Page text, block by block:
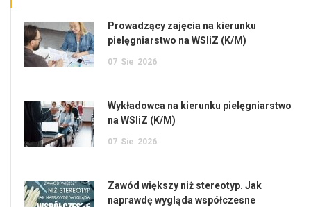
Prowadzący zajęcia na kierunku
pielęgniarstwo na WSIiZ (K/M)
07 Sie 2026
Wykładowca na kierunku pielęgniarstwo
na WSIiZ (K/M)
07 Sie 2026
Zawód większy niż stereotyp. Jak
naprawdę wygląda współczesne